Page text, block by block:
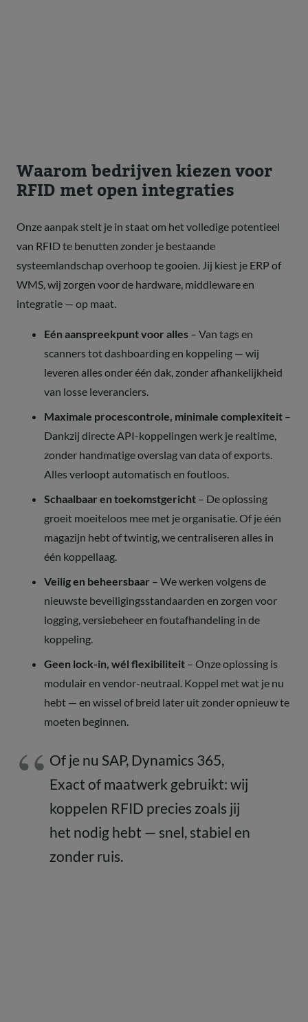
Waarom bedrijven kiezen voor
RFID met open integraties
Onze aanpak stelt je in staat om het volledige potentieel
van RFID te benutten zonder je bestaande
systeemlandschap overhoop te gooien. Jij kiest je ERP of
WMS, wij zorgen voor de hardware, middleware en
integratie — op maat.
Eén aanspreekpunt voor alles – Van tags en
scanners tot dashboarding en koppeling — wij
leveren alles onder één dak, zonder afhankelijkheid
van losse leveranciers.
Maximale procescontrole, minimale complexiteit –
Dankzij directe API-koppelingen werk je realtime,
zonder handmatige overslag van data of exports.
Alles verloopt automatisch en foutloos.
Schaalbaar en toekomstgericht – De oplossing
groeit moeiteloos mee met je organisatie. Of je één
magazijn hebt of twintig, we centraliseren alles in
één koppellaag.
Veilig en beheersbaar – We werken volgens de
nieuwste beveiligingsstandaarden en zorgen voor
logging, versiebeheer en foutafhandeling in de
koppeling.
Geen lock-in, wél flexibiliteit – Onze oplossing is
modulair en vendor-neutraal. Koppel met wat je nu
hebt — en wissel of breid later uit zonder opnieuw te
moeten beginnen.
Of je nu SAP, Dynamics 365,
Exact of maatwerk gebruikt: wij
koppelen RFID precies zoals jij
het nodig hebt — snel, stabiel en
zonder ruis.